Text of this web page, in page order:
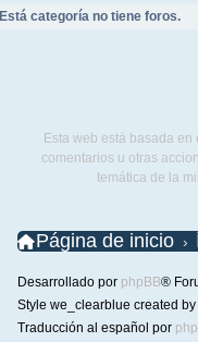
Está categoría no tiene foros.
Esta web está basada
comentarios u otras
temática de la
Página de inicio
Desarrollado por phpBB®
Style we_clearblue created by
Traducción al español por